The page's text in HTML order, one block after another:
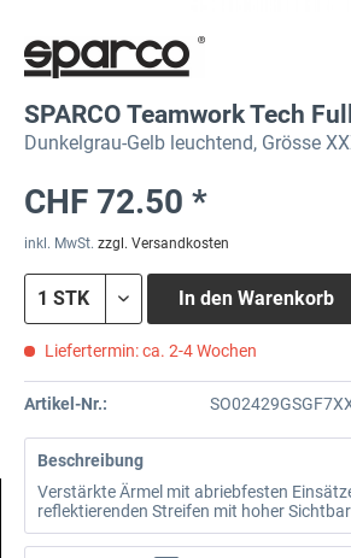
SPARCO Teamwork Tech
Dunkelgrau-Gelb leuchtend, Grösse
CHF 72.50 *
inkl. MwSt. zzgl. Versandkosten
In den Warenkorb
Liefertermin: ca. 2-4 Wochen
Artikel-Nr.:
Beschreibung
Verstärkte Ärmel mit abriebfesten
reflektierenden Streifen mit hoher